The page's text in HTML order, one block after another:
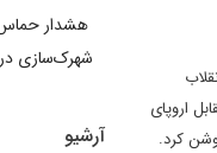
اروپای
کرد.
هشدار
شهرک‌سازی
آرشیو